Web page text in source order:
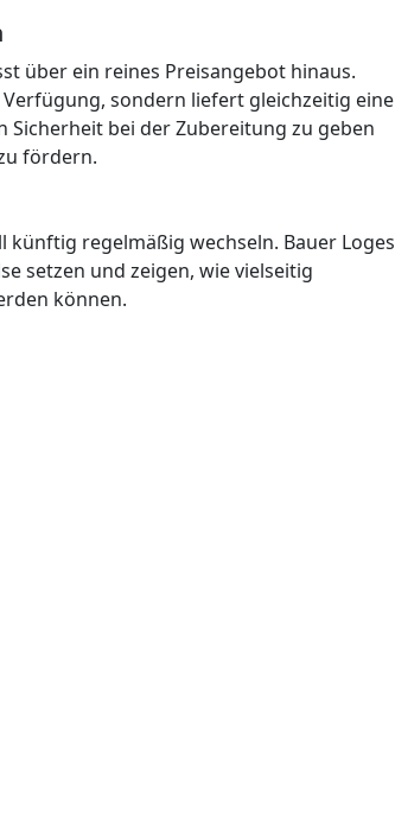
über ein reines Preisangebot hinaus.
sondern liefert gleichzeitig eine
Sicherheit bei der Zubereitung zu geben
fördern.
künftig regelmäßig wechseln. Bauer Loges
setzen und zeigen, wie vielseitig
können.